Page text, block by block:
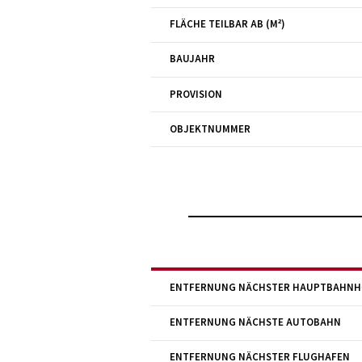
FLÄCHE TEILBAR AB (M²)
BAUJAHR
PROVISION
OBJEKTNUMMER
ENTFERNUNG NÄCHSTER
ENTFERNUNG NÄCHSTE AUTOBAHN
ENTFERNUNG NÄCHSTER FLUGHAFEN